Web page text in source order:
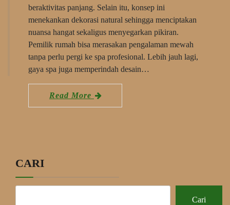
beraktivitas panjang. Selain itu, konsep ini
menekankan dekorasi natural sehingga menciptakan
nuansa hangat sekaligus menyegarkan pikiran.
Pemilik rumah bisa merasakan pengalaman mewah
tanpa perlu pergi ke spa profesional. Lebih jauh lagi,
gaya spa juga memperindah desain…
Read More
CARI
Cari